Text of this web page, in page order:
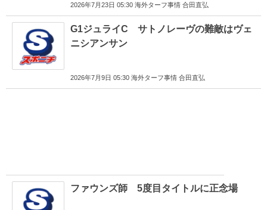
2026年7月23日 05:30 海外ターフ事情 合田直弘
G1ジュライC サトノレーヴの難敵はヴェ
ニシアンサン
2026年7月9日 05:30 海外ターフ事情 合田直弘
ファウンズ師 5度目タイトルに正念場